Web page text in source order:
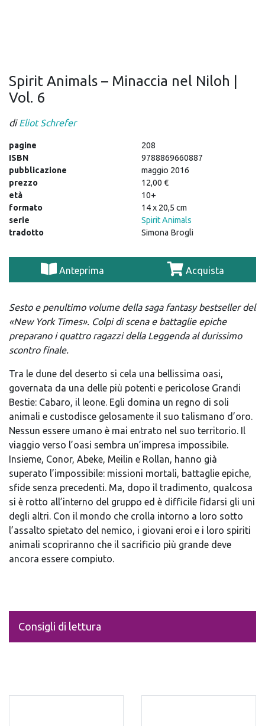
Spirit Animals – Minaccia nel Niloh |
Vol. 6
diEliot Schrefer
pagine
208
ISBN
9788869660887
pubblicazione
maggio 2016
prezzo
12,00 €
età
10+
formato
14 x 20,5 cm
serie
Spirit Animals
tradotto
Simona Brogli
Anteprima Acquista
Sesto e penultimo volume della saga fantasy bestseller del
«New York Times». Colpi di scena e battaglie epiche
preparano i quattro ragazzi della Leggenda al durissimo
scontro finale.
Tra le dune del deserto si cela una bellissima oasi,
governata da una delle più potenti e pericolose Grandi
Bestie: Cabaro, il leone. Egli domina un regno di soli
animali e custodisce gelosamente il suo talismano d’oro.
Nessun essere umano è mai entrato nel suo territorio. Il
viaggio verso l’oasi sembra un’impresa impossibile.
Insieme, Conor, Abeke, Meilin e Rollan, hanno già
superato l’impossibile: missioni mortali, battaglie epiche,
sfide senza precedenti. Ma, dopo il tradimento, qualcosa
si è rotto all’interno del gruppo ed è difficile fidarsi gli uni
degli altri. Con il mondo che crolla intorno a loro sotto
l’assalto spietato del nemico, i giovani eroi e i loro spiriti
animali scopriranno che il sacrificio più grande deve
ancora essere compiuto.
Consigli di lettura